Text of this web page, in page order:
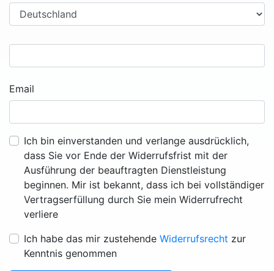
Email
Ich bin einverstanden und verlange ausdrücklich,
dass Sie vor Ende der Widerrufsfrist mit der
Ausführung der beauftragten Dienstleistung
beginnen. Mir ist bekannt, dass ich bei vollständiger
Vertragserfüllung durch Sie mein Widerrufrecht
verliere
Ich habe das mir zustehende Widerrufsrecht zur
Kenntnis genommen